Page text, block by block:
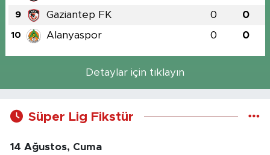
9 Gaziantep FK 0 0
10 Alanyaspor 0 0
Detaylar için tıklayın
Süper Lig Fikstür
14 Ağustos, Cuma